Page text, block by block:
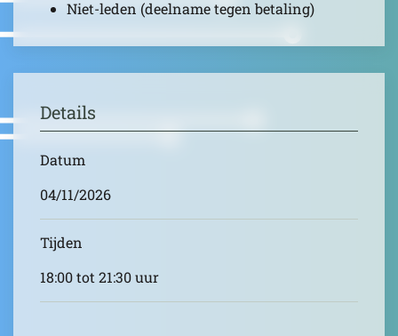
Niet-leden (deelname tegen betaling)
Details
Datum
04/11/2026
Tijden
18:00 tot 21:30 uur